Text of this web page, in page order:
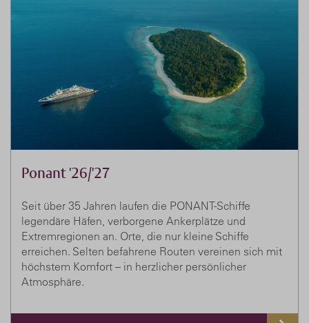
Ponant '26/'27
Seit über 35 Jahren laufen die PONANT-Schiffe
legendäre Häfen, verborgene Ankerplätze und
Extremregionen an. Orte, die nur kleine Schiffe
erreichen. Selten befahrene Routen vereinen sich mit
höchstem Komfort – in herzlicher persönlicher
Atmosphäre.